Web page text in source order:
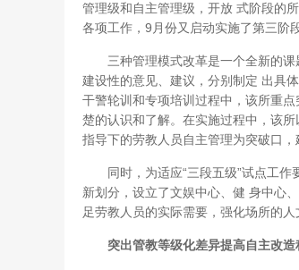
管理级和自主管理级，开放 式阶段的
各项工作，9月份又启动实施了第三阶
三种管理模式改革是一个全新的课
建设性的意见、建议，分别制定 出具
干警轮训和专项培训过程中，该所重
楚的认识和了解。在实施过程中，该
指导下的劳教人员自主管理为突破口
同时，为适应“三段五级”试点工作
新划分，设立了文娱中心、健 身中心
足劳教人员的实际需要，强化场所的
突出管教等级化差异提高自主改造